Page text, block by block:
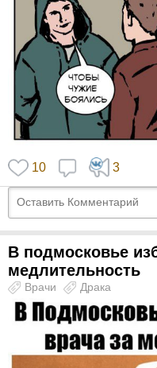
10 3
В подмосковье
медлительность
Врачи Драка